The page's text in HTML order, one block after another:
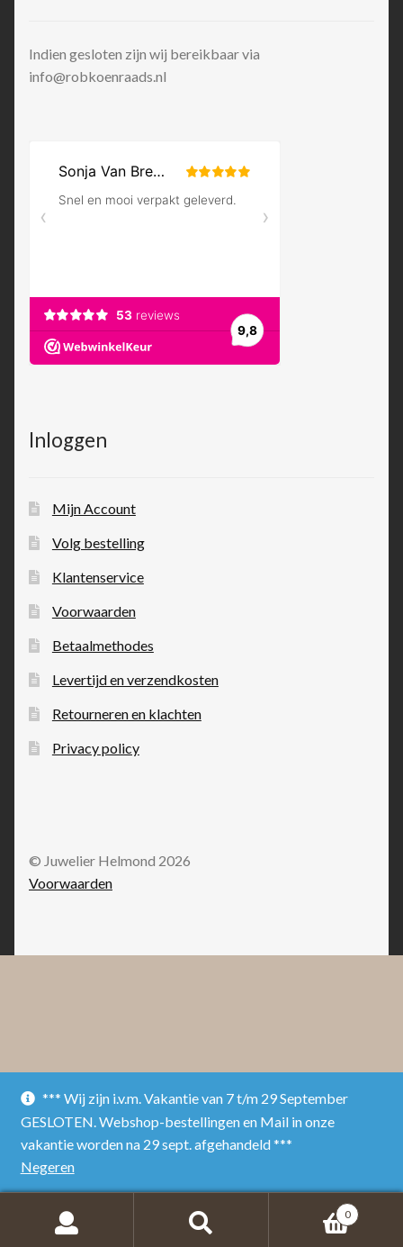
*** Wij zijn i.v.m. Vakantie van 7 t/m 29 September
GESLOTEN. Webshop-bestellingen en Mail in onze
vakantie worden na 29 sept. afgehandeld ***
Negeren
Indien gesloten zijn wij bereikbaar via
info@robkoenraads.nl
Inloggen
Mijn Account
Volg bestelling
Klantenservice
Voorwaarden
Betaalmethodes
Levertijd en verzendkosten
Retourneren en klachten
Privacy policy
© Juwelier Helmond 2026
Voorwaarden
0